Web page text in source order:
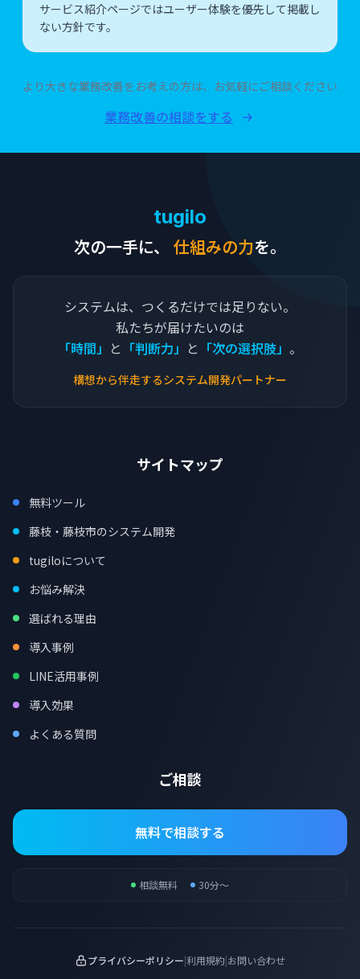
サービス紹介ページではユーザー体験を優先して掲載し
ない方針です。
より大きな業務改善をお考えの方は、お気軽にご相談ください
業務改善の相談をする
tugilo
次の一手に、
仕組みの力を。
システムは、つくるだけでは足りない。
私たちが届けたいのは
「時間」 と 「判断力」 と 「次の選択肢」 。
構想から伴走するシステム開発パートナー
サイトマップ
無料ツール
藤枝・藤枝市のシステム開発
tugiloについて
お悩み解決
選ばれる理由
導入事例
LINE活用事例
導入効果
よくある質問
ご相談
無料で相談する
相談無料 30分〜
プライバシーポリシー|利用規約|お問い合わせ